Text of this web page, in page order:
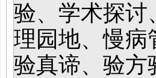
验、学术探讨
理园地、慢病
验真谛、验方